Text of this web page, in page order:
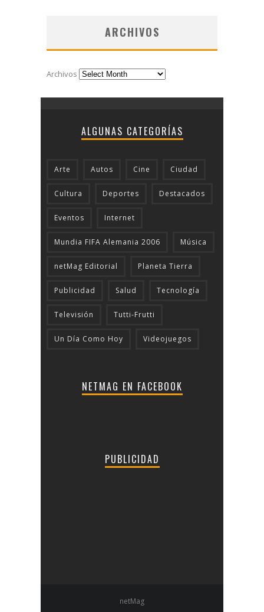
ARCHIVOS
Archivos
ALGUNAS CATEGORÍAS
Arte Autos Cine Ciudad
Cultura Deportes Destacados
Eventos Internet
Mundia FIFA Alemania 2006 Música
netMag Editorial Planeta Tierra
Publicidad Salud Tecnologí­a
Televisión Tutti-Frutti
Un Día Como Hoy Videojuegos
NETMAG EN FACEBOOK
PUBLICIDAD
netMag